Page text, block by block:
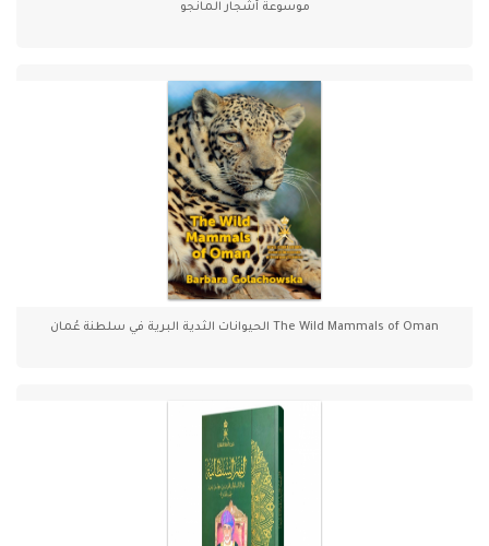
موسوعة أشجار المانجو
The Wild Mammals of Oman الحيوانات الثدية البرية في سلطنة عُمان